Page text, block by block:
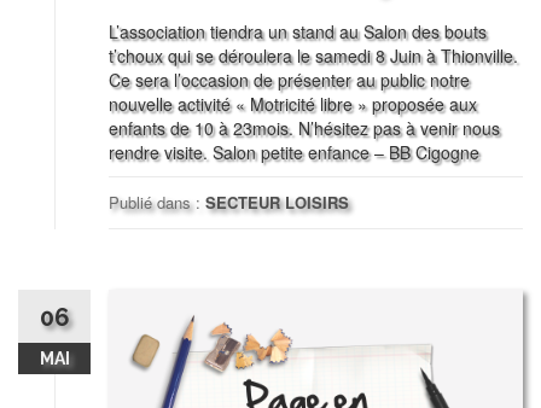
L’association tiendra un stand au Salon des bouts
t’choux qui se déroulera le samedi 8 Juin à Thionville.
Ce sera l’occasion de présenter au public notre
nouvelle activité « Motricité libre » proposée aux
enfants de 10 à 23mois. N’hésitez pas à venir nous
rendre visite. Salon petite enfance – BB Cigogne
Publié dans : SECTEUR LOISIRS
06
MAI